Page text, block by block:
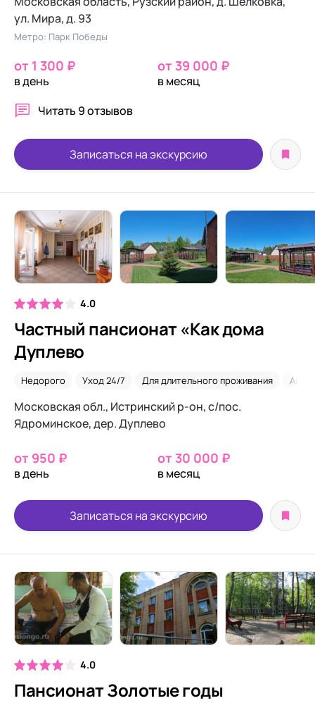
ул. Мира, д. 93
Метро: Парк Победы
от 1 300 ₽
в день
от 39 000 ₽
в месяц
Читать 9 отзывов
Записаться на экскурсию
4.0
Частный пансионат «Как дома
Дуплево
Недорого Уход 24/7 Для длительного проживания
Московская обл., Истринский р-он, с/пос.
Ядроминское, дер. Дуплево
от 950 ₽
в день
от 30 000 ₽
в месяц
Записаться на экскурсию
4.0
Пансионат Золотые годы